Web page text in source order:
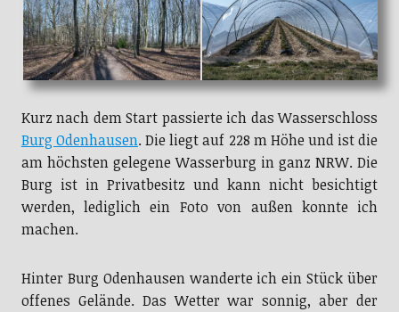
Kurz nach dem Start passierte ich das Wasserschloss
Burg Odenhausen. Die liegt auf 228 m Höhe und ist die
am höchsten gelegene Wasserburg in ganz NRW. Die
Burg ist in Privatbesitz und kann nicht besichtigt
werden, lediglich ein Foto von außen konnte ich
machen.
Hinter Burg Odenhausen wanderte ich ein Stück über
offenes Gelände. Das Wetter war sonnig, aber der